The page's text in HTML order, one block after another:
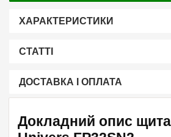
ХАРАКТЕРИСТИКИ
СТАТТІ
ДОСТАВКА І ОПЛАТА
Докладний опис